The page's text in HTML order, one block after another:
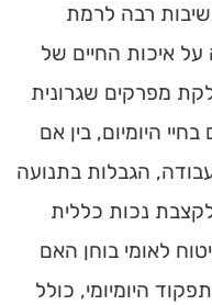
רבה לרמת
איכות החיים של
מפרקים שגרונית
היומיום, בין אם
הגבלות בתנועה
נכות כללית
לאומי בוחן האם
היומיומי, כולל